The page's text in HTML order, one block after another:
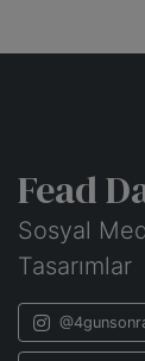
Fead
Sosyal
Tasarımlar